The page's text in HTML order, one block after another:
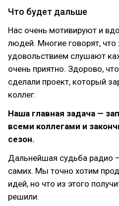
Что будет дальше
Нас очень мотивируют и
людей. Многие говорят, что
удовольствием слушают
очень приятно. Здорово,
сделали проект, который
коллег.
Наша главная задача —
всеми коллегами и
сезон.
Дальнейшая судьба радио
самих. Мы точно хотим
идей, но что из этого
решили.